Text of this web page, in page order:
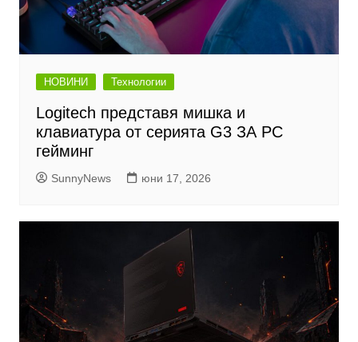
НОВИНИ Технологии
Logitech представя мишка и
клавиатура от серията G3 ЗА PC
гейминг
SunnyNews юни 17, 2026